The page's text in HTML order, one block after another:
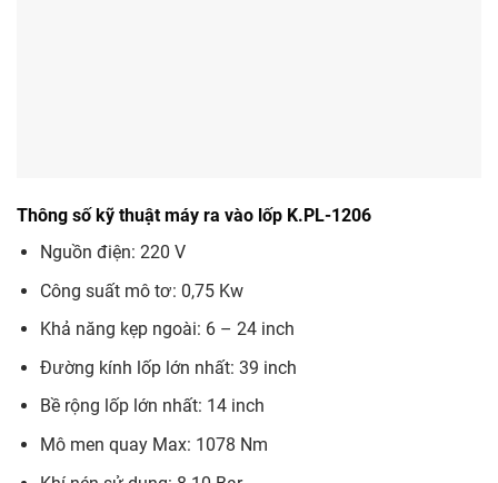
Thông số kỹ thuật máy ra vào lốp K.PL-1206
Nguồn điện: 220 V
Công suất mô tơ: 0,75 Kw
Khả năng kẹp ngoài: 6 – 24 inch
Đường kính lốp lớn nhất: 39 inch
Bề rộng lốp lớn nhất: 14 inch
Mô men quay Max: 1078 Nm